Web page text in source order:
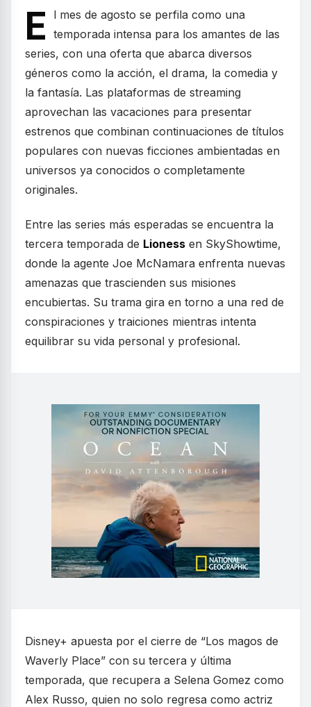
E
l mes de agosto se perfila como una
temporada intensa para los amantes de las
series, con una oferta que abarca diversos
géneros como la acción, el drama, la comedia y
la fantasía. Las plataformas de streaming
aprovechan las vacaciones para presentar
estrenos que combinan continuaciones de títulos
populares con nuevas ficciones ambientadas en
universos ya conocidos o completamente
originales.
Entre las series más esperadas se encuentra la
tercera temporada de Lioness en SkyShowtime,
donde la agente Joe McNamara enfrenta nuevas
amenazas que trascienden sus misiones
encubiertas. Su trama gira en torno a una red de
conspiraciones y traiciones mientras intenta
equilibrar su vida personal y profesional.
Disney+ apuesta por el cierre de “Los magos de
Waverly Place” con su tercera y última
temporada, que recupera a Selena Gomez como
Alex Russo, quien no solo regresa como actriz